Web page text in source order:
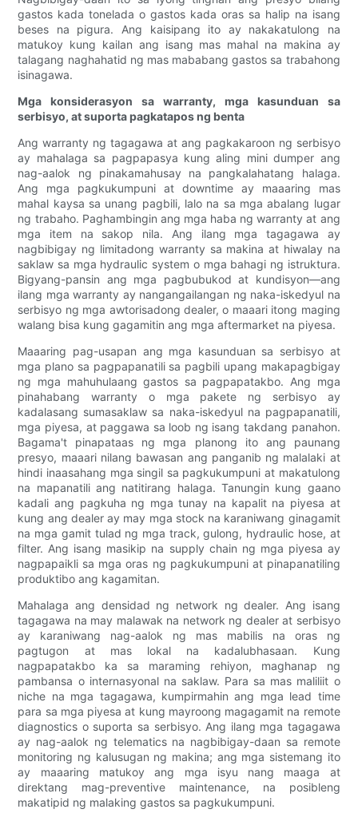
gastos kada tonelada o gastos kada oras sa halip na isang
beses na pigura. Ang kaisipang ito ay nakakatulong na
matukoy kung kailan ang isang mas mahal na makina ay
talagang naghahatid ng mas mababang gastos sa trabahong
isinagawa.
Mga konsiderasyon sa warranty, mga kasunduan sa
serbisyo, at suporta pagkatapos ng benta
Ang warranty ng tagagawa at ang pagkakaroon ng serbisyo
ay mahalaga sa pagpapasya kung aling mini dumper ang
nag-aalok ng pinakamahusay na pangkalahatang halaga.
Ang mga pagkukumpuni at downtime ay maaaring mas
mahal kaysa sa unang pagbili, lalo na sa mga abalang lugar
ng trabaho. Paghambingin ang mga haba ng warranty at ang
mga item na sakop nila. Ang ilang mga tagagawa ay
nagbibigay ng limitadong warranty sa makina at hiwalay na
saklaw sa mga hydraulic system o mga bahagi ng istruktura.
Bigyang-pansin ang mga pagbubukod at kundisyon—ang
ilang mga warranty ay nangangailangan ng naka-iskedyul na
serbisyo ng mga awtorisadong dealer, o maaari itong maging
walang bisa kung gagamitin ang mga aftermarket na piyesa.
Maaaring pag-usapan ang mga kasunduan sa serbisyo at
mga plano sa pagpapanatili sa pagbili upang makapagbigay
ng mga mahuhulaang gastos sa pagpapatakbo. Ang mga
pinahabang warranty o mga pakete ng serbisyo ay
kadalasang sumasaklaw sa naka-iskedyul na pagpapanatili,
mga piyesa, at paggawa sa loob ng isang takdang panahon.
Bagama't pinapataas ng mga planong ito ang paunang
presyo, maaari nilang bawasan ang panganib ng malalaki at
hindi inaasahang mga singil sa pagkukumpuni at makatulong
na mapanatili ang natitirang halaga. Tanungin kung gaano
kadali ang pagkuha ng mga tunay na kapalit na piyesa at
kung ang dealer ay may mga stock na karaniwang ginagamit
na mga gamit tulad ng mga track, gulong, hydraulic hose, at
filter. Ang isang masikip na supply chain ng mga piyesa ay
nagpapaikli sa mga oras ng pagkukumpuni at pinapanatiling
produktibo ang kagamitan.
Mahalaga ang densidad ng network ng dealer. Ang isang
tagagawa na may malawak na network ng dealer at serbisyo
ay karaniwang nag-aalok ng mas mabilis na oras ng
pagtugon at mas lokal na kadalubhasaan. Kung
nagpapatakbo ka sa maraming rehiyon, maghanap ng
pambansa o internasyonal na saklaw. Para sa mas maliliit o
niche na mga tagagawa, kumpirmahin ang mga lead time
para sa mga piyesa at kung mayroong magagamit na remote
diagnostics o suporta sa serbisyo. Ang ilang mga tagagawa
ay nag-aalok ng telematics na nagbibigay-daan sa remote
monitoring ng kalusugan ng makina; ang mga sistemang ito
ay maaaring matukoy ang mga isyu nang maaga at
direktang mag-preventive maintenance, na posibleng
makatipid ng malaking gastos sa pagkukumpuni.